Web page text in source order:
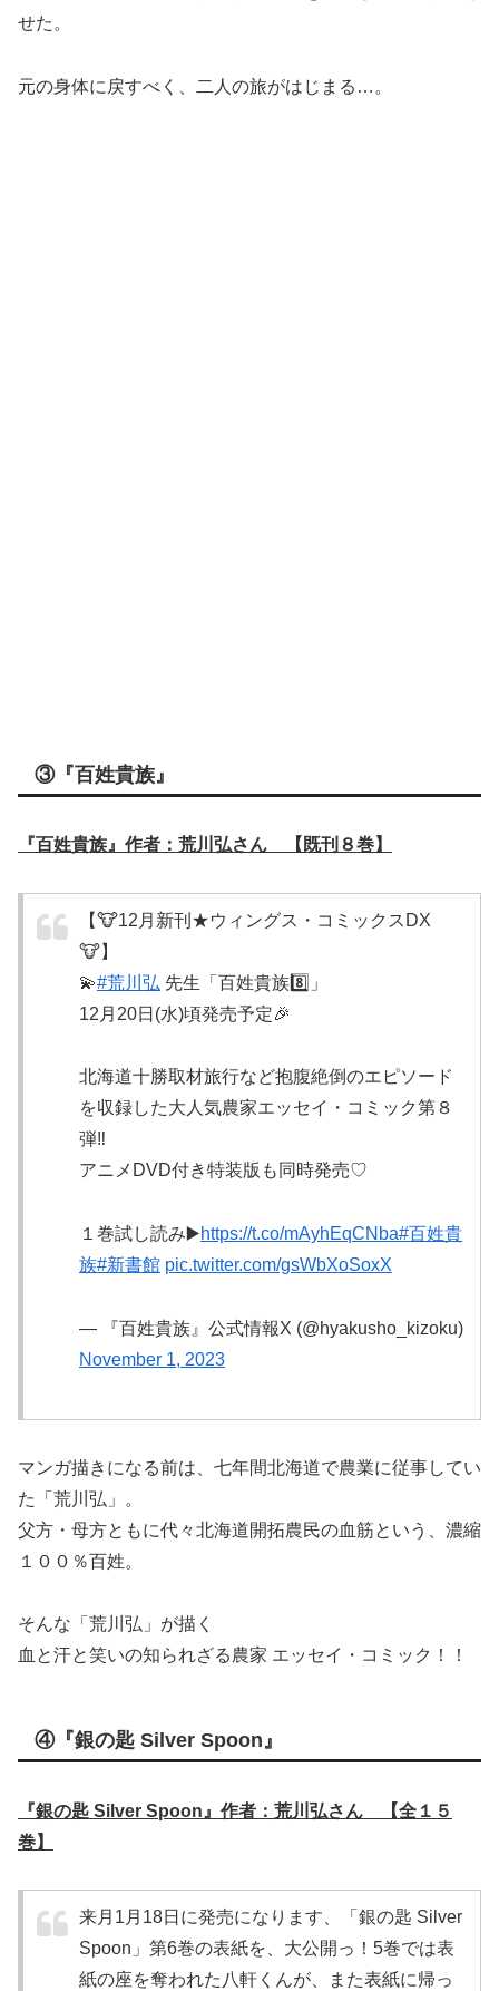
せた。
元の身体に戻すべく、二人の旅がはじまる…。
③『百姓貴族』
『百姓貴族』作者：荒川弘さん 【既刊８巻】
【🐮12月新刊★ウィングス・コミックスDX
🐮】
💫#荒川弘 先生「百姓貴族8️⃣」
12月20日(水)頃発売予定🎉
北海道十勝取材旅行など抱腹絶倒のエピソード
を収録した大人気農家エッセイ・コミック第８
弾‼️
アニメDVD付き特装版も同時発売♡
１巻試し読み▶️https://t.co/mAyhEqCNba#百姓貴
族#新書館 pic.twitter.com/gsWbXoSoxX
— 『百姓貴族』公式情報X (@hyakusho_kizoku)
November 1, 2023
マンガ描きになる前は、七年間北海道で農業に従事してい
た「荒川弘」。
父方・母方ともに代々北海道開拓農民の血筋という、濃縮
１００％百姓。
そんな「荒川弘」が描く
血と汗と笑いの知られざる農家 エッセイ・コミック！！
④『銀の匙 Silver Spoon』
『銀の匙 Silver Spoon』作者：荒川弘さん 【全１５
巻】
来月1月18日に発売になります、「銀の匙 Silver
Spoon」第6巻の表紙を、大公開っ！5巻では表
紙の座を奪われた八軒くんが、また表紙に帰っ